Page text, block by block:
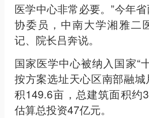
医学中心非常必要。”今年
协委员，中南大学湘雅二
记、院长吕奔说。
国家医学中心被纳入国家“
按方案选址天心区南部融
积149.6亩，总建筑面积约
估算总投资47亿元。